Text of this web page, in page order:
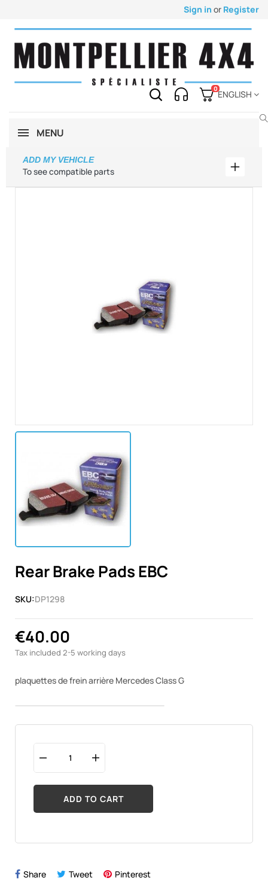
Sign in or Register
0
ENGLISH
MENU
To see compatible parts
ADD MY VEHICLE
Add
Rear Brake Pads EBC
SKU:DP1298
€40.00
Tax included 2-5 working days
plaquettes de frein arrière Mercedes Class G
ADD TO CART
Share Tweet Pinterest